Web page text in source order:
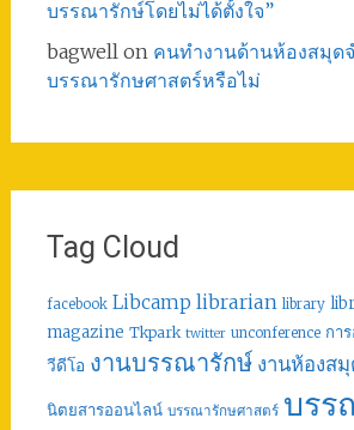
บรรณารักษ์โดยไม่ได้ตั้งใจ”
bagwellon คนทำงานด้านห้องสมุด
บรรณารักษศาสตร์หรือไม่
Tag Cloud
facebook Libcamp librarian library
magazine Tkpark twitter unconference กา
วีดีโอ งานบรรณารักษ์ งานห้องส
นิตยสารออนไลน์ บรรณารักษศาสตร์ บรร